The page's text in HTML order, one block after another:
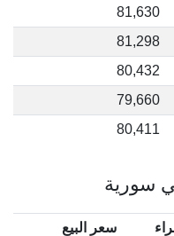
81,630
81,298
80,432
79,660
80,411
سورية
سعر البيع